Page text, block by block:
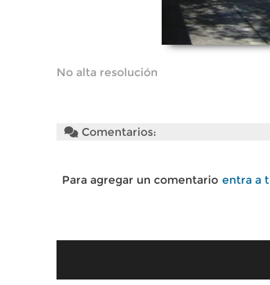
No alta resolución
Comentarios:
Para agregar un comentario entra a